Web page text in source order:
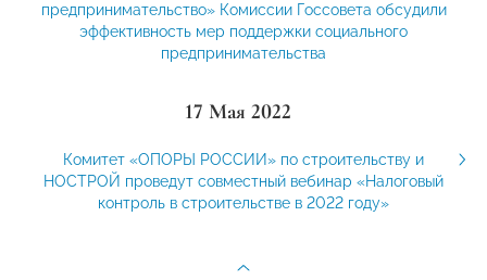
предпринимательство» Комиссии Госсовета обсудили
эффективность мер поддержки социального
предпринимательства
17 Мая 2022
Комитет «ОПОРЫ РОССИИ» по строительству и
НОСТРОЙ проведут совместный вебинар «Налоговый
контроль в строительстве в 2022 году»